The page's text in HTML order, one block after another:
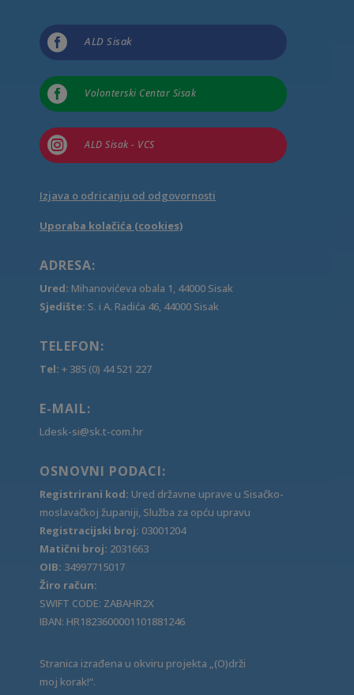
 ALD Sisak
 Volonterski Centar Sisak
 ALD Sisak - VCS
Izjava o odricanju od odgovornosti
Uporaba kolačića (cookies)
ADRESA:
Ured: Mihanovićeva obala 1, 44000 Sisak
Sjedište: S. i A. Radića 46, 44000 Sisak
TELEFON:
Tel: + 385 (0) 44 521 227
E-MAIL:
Ldesk-si@sk.t-com.hr
OSNOVNI PODACI:
Registrirani kod: Ured državne uprave u Sisačko-
moslavačkoj županiji, Služba za opću upravu
Registracijski broj: 03001204
Matični broj: 2031663
OIB: 34997715017
Žiro račun:
SWIFT CODE: ZABAHR2X
IBAN: HR1823600001101881246
Stranica izrađena u okviru projekta „(O)drži
moj korak!“.